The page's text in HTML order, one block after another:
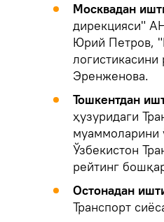
Москвадан
дирекцияси"
Юрий Петров,
Эренженова.
Тошкентдан
ҳузуридаги
муаммоларини
Ўзбекистон
рейтинг
Остонадан
Транспорт